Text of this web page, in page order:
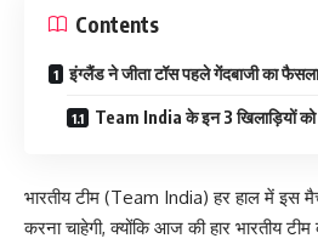
Contents
इंग्लैंड ने जीता टॉस पहले गेंदबाजी का फैसला
Team India के इन 3 खिलाड़ियों को
भारतीय टीम (Team India) हर हाल में इस
करना चाहेगी, क्योंकि आज की हार भारतीय